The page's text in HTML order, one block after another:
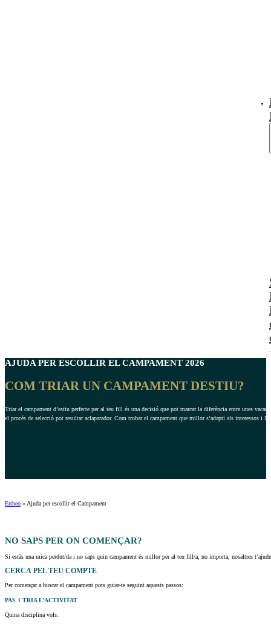
AJUDA PER ESCOLLIR ELCAMPAMENT 2026
COM TRIAR UN CAMPAMENT DESTIU?
Triar el campament d’estiu perfecte per al teu fill és una decisió que pot marcar la diferència entre unes
el procés de selecció pot resultar aclaparador. Com trobar el campament que millor s’adapti als interessos i
Ertheo » Ajuda per escollir el Campament
NO SAPS PER ON COMENÇAR?
Si estàs una mica perdut/da i no saps quin campament és millor per al teu fill/a, no importa, nosaltres
CERCA PEL TEU COMPTE
Per començar a buscar el campament pots guiar-te seguint aquests passos:
PAS 1 TRIA L’ACTIVITAT
Quina disciplina vols: